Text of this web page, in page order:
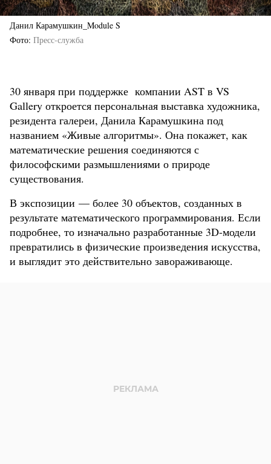
Данил Карамушкин_Module S
Фото Пресс-служба
30 января при поддержке компании AST в VS
Gallery откроется персональная выставка художника,
резидента галереи, Данила Карамушкина под
названием «Живые алгоритмы». Она покажет, как
математические решения соединяются с
философскими размышлениями о природе
существования.
В экспозиции — более 30 объектов, созданных в
результате математического программирования. Если
подробнее, то изначально разработанные 3D-модели
превратились в физические произведения искусства,
и выглядит это действительно завораживающе.